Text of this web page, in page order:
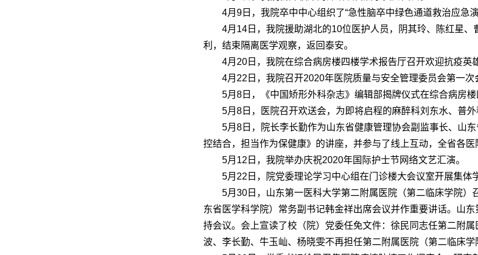
4月9日，我院卒中中心组织了“急性脑卒中绿色通道救治应急演
4月14日，我院援助湖北的10位医护人员，阴其玲、陈红星
利，结束隔离医学观察，返回泰安。
4月20日，我院在综合病房楼四楼学术报告厅召开欢迎抗疫英
4月22日，我院召开2020年医院质量与安全管理委员会第一次
5月8日，《中国矫形外科杂志》编辑部揭牌仪式在综合病房楼
5月8日，医院召开欢送会，为即将启程的麻醉科刘东水、普
5月8日，院长李长勤作为山东省健康管理协会副监事长、山
控结合，担当作为保健康》的讲座，并参与了线上互动，全省各
5月12日，我院举办庆祝2020年国际护士节网络文艺汇演。
5月22日，院党委理论学习中心组在门诊楼大会议室开展集体
5月30日，山东第一医科大学第二附属医院 （第二临床学院）
东省医学科学院）常务副书记韩金祥出席会议并作重要讲话。山
持会议。会上宣读了校（院）党委任免文件：徐民同志任第二附属
波、李长勤、牛玉屾、杨晓雯不再担任第二附属医院 （第二临床学